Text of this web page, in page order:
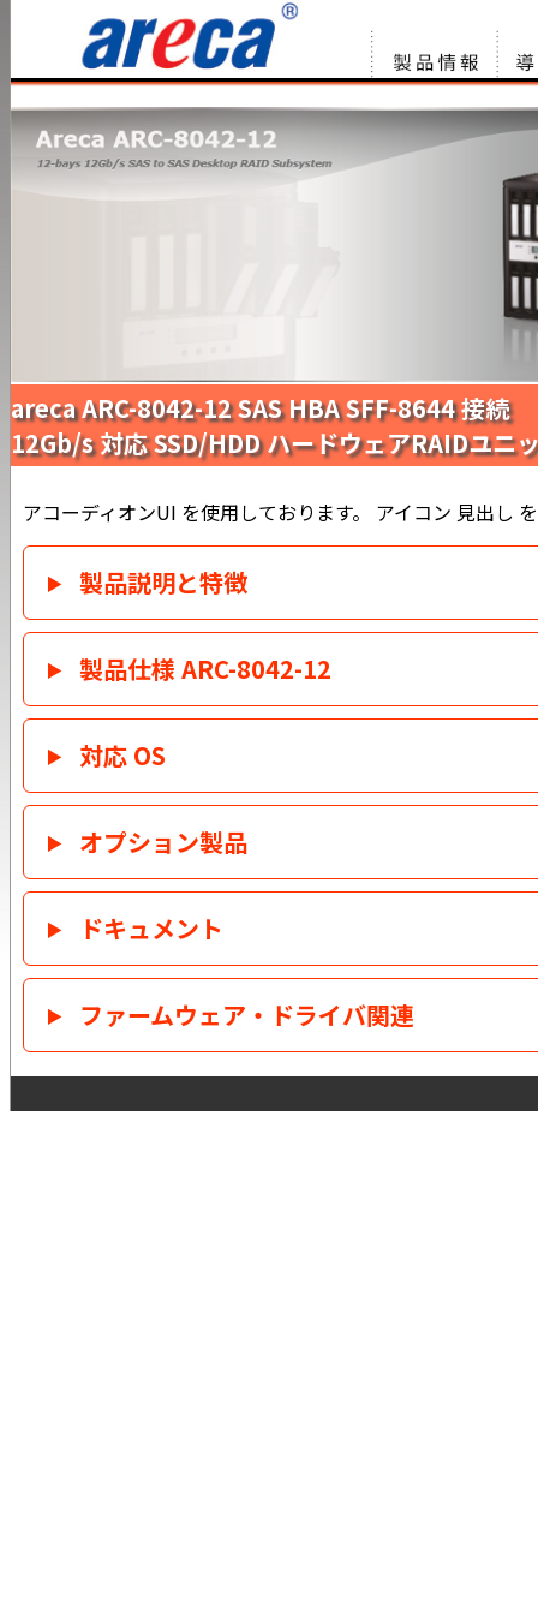
製品情報
サー
リュ
areca ARC-8042-12 SAS HBA SFF-8644 接続
12Gb/s 対応 SSD/HDD ハードウェアRAIDユニ
アコーディオンUI を使用しております。 アイコン 見出し
製品説明と特徴
製品仕様 ARC-8042-12
対応 OS
オプション製品
ドキュメント
ファームウェア・ドライバ関連